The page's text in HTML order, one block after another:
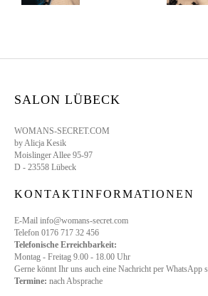
SALON LÜBECK
WOMANS-SECRET.COM
by Alicja Kesik
Moislinger Allee 95-97
D - 23558 Lübeck
KONTAKTINFORMATIONEN
E-Mail info@womans-secret.com
Telefon 0176 717 32 456
Telefonische Erreichbarkeit:
Montag - Freitag 9.00 - 18.00 Uhr
Gerne könnt Ihr uns auch eine Nachricht per WhatsApp
Termine: nach Absprache